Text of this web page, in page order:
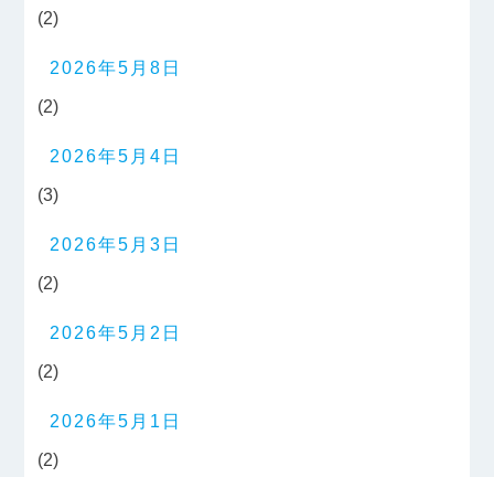
(2)
2026年5月8日
(2)
2026年5月4日
(3)
2026年5月3日
(2)
2026年5月2日
(2)
2026年5月1日
(2)